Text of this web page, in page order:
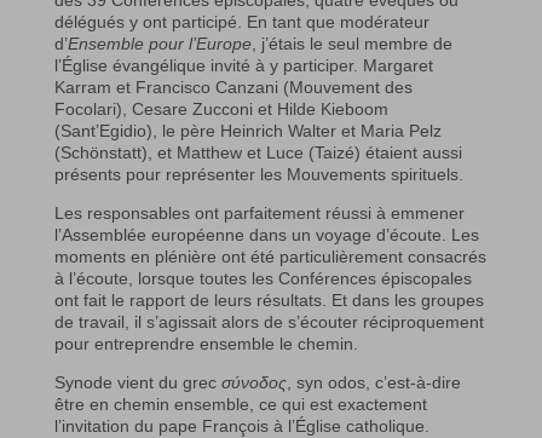
délégués y ont participé. En tant que modérateur
d’Ensemble pour l’Europe, j’étais le seul membre de
l’Église évangélique invité à y participer. Margaret
Karram et Francisco Canzani (Mouvement des
Focolari), Cesare Zucconi et Hilde Kieboom
(Sant’Egidio), le père Heinrich Walter et Maria Pelz
(Schönstatt), et Matthew et Luce (Taizé) étaient aussi
présents pour représenter les Mouvements spirituels.
Les responsables ont parfaitement réussi à emmener
l’Assemblée européenne dans un voyage d’écoute. Les
moments en plénière ont été particulièrement consacrés
à l’écoute, lorsque toutes les Conférences épiscopales
ont fait le rapport de leurs résultats. Et dans les groupes
de travail, il s’agissait alors de s’écouter réciproquement
pour entreprendre ensemble le chemin.
Synode vient du grec σύνοδος, syn odos, c’est-à-dire
être en chemin ensemble, ce qui est exactement
l’invitation du pape François à l’Église catholique.